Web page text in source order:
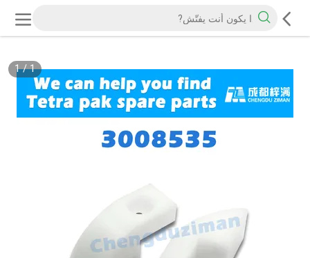
1
/
1